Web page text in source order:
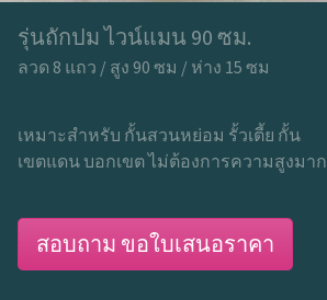
รุ่นถักปม ไวน์แมน 90 ซม.
ลวด 8 แถว / สูง 90 ซม / ห่าง 15 ซม
เหมาะสำหรับ กั้นสวนหย่อม รั้วเตี้ย กั้น
เขตแดน บอกเขต ไม่ต้องการความสูงมาก
สอบถาม ขอใบเสนอราคา